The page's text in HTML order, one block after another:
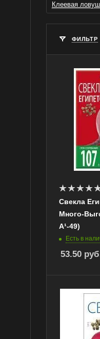
Клеевая
ФИЛЬТР
Свекла
Много-
А¹-49)
Есть в
53.50